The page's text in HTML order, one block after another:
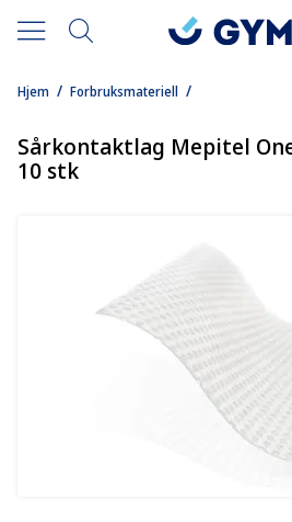
/
Hjem /
Forbruksmateriell
Sårkontaktlag Mepitel
10 stk